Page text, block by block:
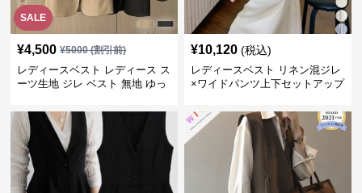
SALE
¥4,500 ¥5000(割引前)
レディースベスト レディース ス
ーツ生地 ジレ ベスト 無地 ゆっ
¥10,120 (税込)
レディースベスト リネン混ジレ
×ワイドパンツ上下セットアップ